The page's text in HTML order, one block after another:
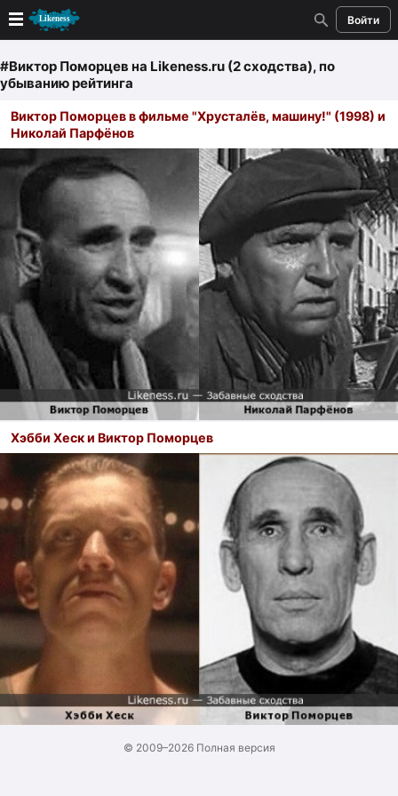
Войти
Новые
Лучшие
Голосование
Кандидаты
Случайное сходство 👍
Создать сходство
Для публикации необходима авторизация
Поиск
#Виктор Поморцев на Likeness.ru (2 сходства), по
убыванию рейтинга
Виктор Поморцев в фильме "Хрусталёв, машину!" (1998) и
Николай Парфёнов
Хэбби Хеск и Виктор Поморцев
© 2009–2026 Полная версия